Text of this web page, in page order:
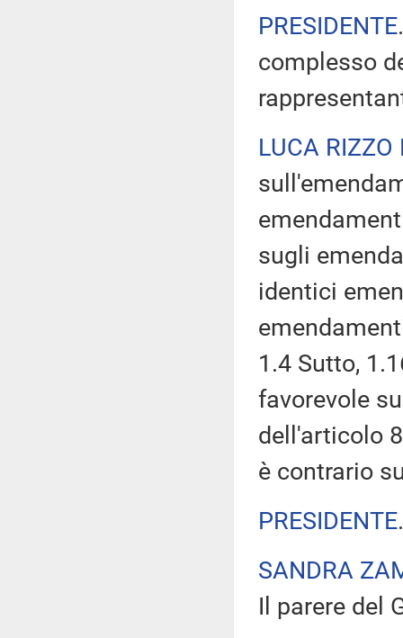
PRESIDENTE
complesso
LUCA RIZZO
sugli
identici
1.4 Sutto,
favorevole
dell'articolo
è contrario
PRESIDENTE
SANDRA
Il parere del